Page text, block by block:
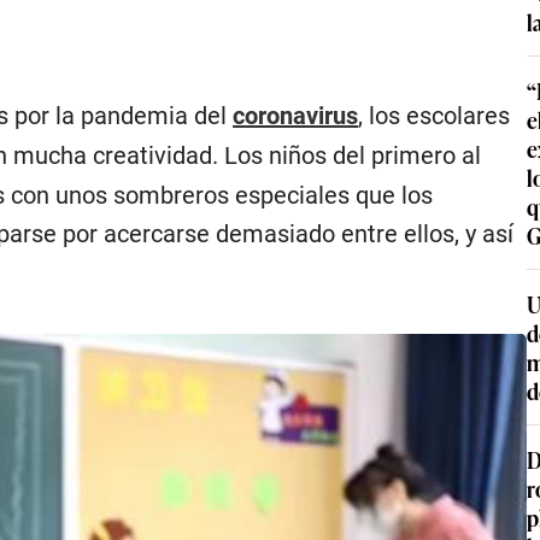
por la pandemia delcoronavirus, los escolares
creatividad. Los niños del primero al
unos sombreros especiales que los
por acercarse demasiado entre ellos, y así